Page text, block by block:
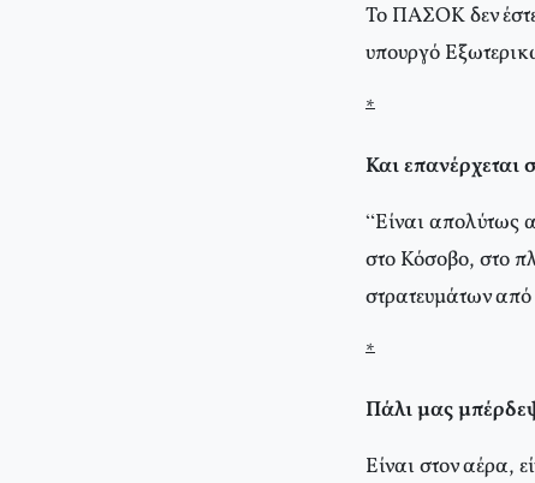
Το ΠΑΣΟΚ δεν
υπουργό
*
Και επανέρχεται
“Είναι απολύτως
στο Κόσοβο, στο
στρατευμάτων
*
Πάλι μας
Είναι στον αέρα,